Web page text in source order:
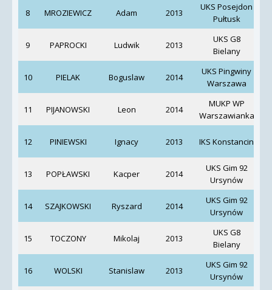
8 MROZIEWICZ Adam 2013
UKS Posejdon
Pułtusk
9 PAPROCKI Ludwik 2013
UKS G8
Bielany
10 PIELAK Boguslaw 2014
UKS Pingwiny
Warszawa
11 PIJANOWSKI Leon 2014
MUKP WP
Warszawianka
12 PINIEWSKI Ignacy 2013 IKS Konstancin
13 POPŁAWSKI Kacper 2014
UKS Gim 92
Ursynów
14 SZAJKOWSKI Ryszard 2014
UKS Gim 92
Ursynów
15 TOCZONY Mikolaj 2013
UKS G8
Bielany
16 WOLSKI Stanislaw 2013
UKS Gim 92
Ursynów